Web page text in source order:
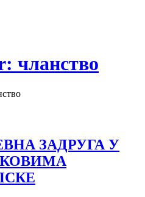
чланство
ЗАДРУГА У